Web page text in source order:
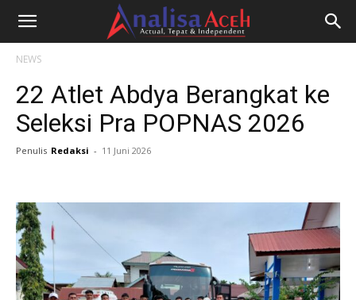
NEWS
22 Atlet Abdya Berangkat ke
Seleksi Pra POPNAS 2026
Penulis Redaksi - 11 Juni 2026